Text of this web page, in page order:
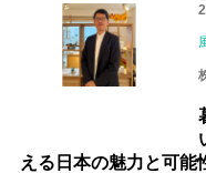
える日本の魅力と可能